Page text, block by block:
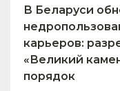
В Беларуси
карьеров:
«Великий
порядок